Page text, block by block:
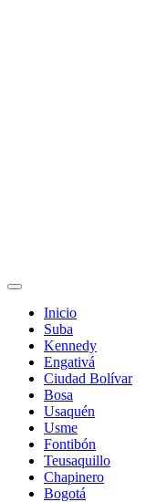
Inicio
Suba
Kennedy
Engativá
Ciudad Bolívar
Bosa
Usaquén
Usme
Fontibón
Teusaquillo
Chapinero
Bogotá